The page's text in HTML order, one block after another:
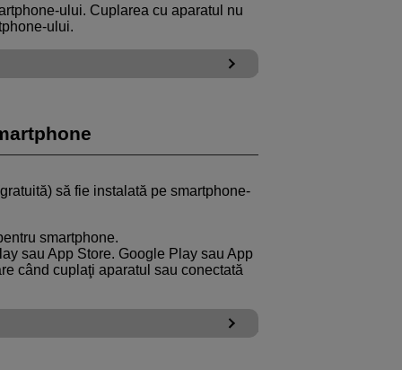
ului. Cuplarea cu aparatul nu
ului.
să fie instalată pe smartphone-
smartphone.
sau App Store. Google Play sau App
când cuplaţi aparatul sau conectată